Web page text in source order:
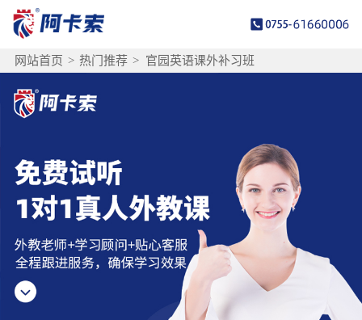
网站首页 > 热门推荐 > 官园英语课外补习班